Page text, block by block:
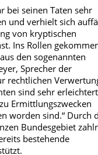
bei seinen Taten sehr
und verhielt sich
von kryptischen
Ins Rollen
den sogenannten
Sprecher der
rechtlichen
sind sehr
Ermittlungszwecken
worden sind.“ Durch
Bundesgebiet
bestehende